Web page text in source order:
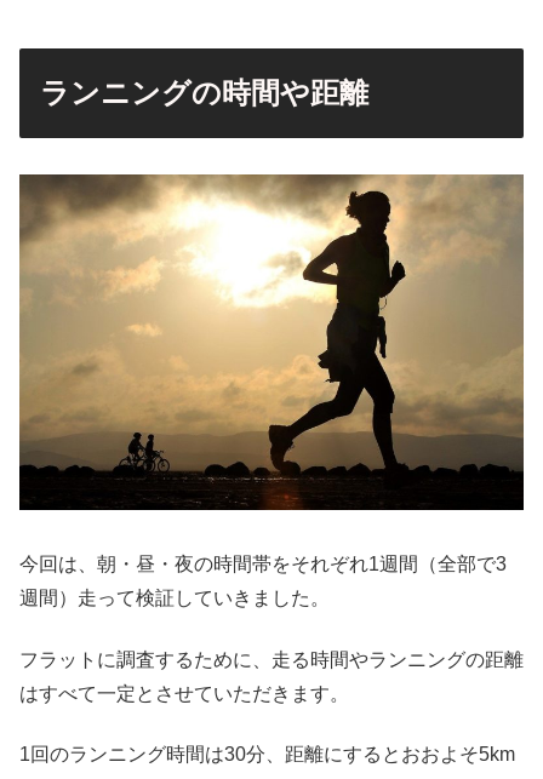
ランニングの時間や距離
今回は、朝・昼・夜の時間帯をそれぞれ1週間（全部で3
週間）走って検証していきました。
フラットに調査するために、走る時間やランニングの距離
はすべて一定とさせていただきます。
1回のランニング時間は30分、距離にするとおおよそ5km